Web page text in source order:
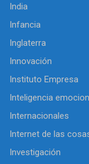
India
Infancia
Inglaterra
Innovación
Instituto Empresa
Inteligencia
Internacionales
Internet de las
Investigación